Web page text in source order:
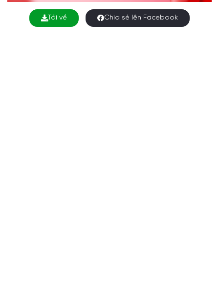
Tải về Chia sẻ lên Facebook